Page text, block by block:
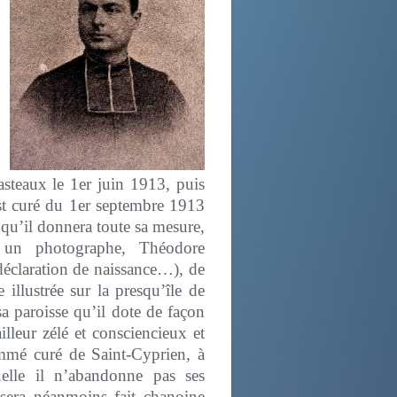
le 1er juin 1913, puis
curé du 1er septembre 1913
donnera toute sa mesure,
photographe, Théodore
de naissance…), de
illustrée sur la presqu’île de
paroisse qu’il dote de façon
zélé et consciencieux et
curé de Saint-Cyprien, à
il n’abandonne pas ses